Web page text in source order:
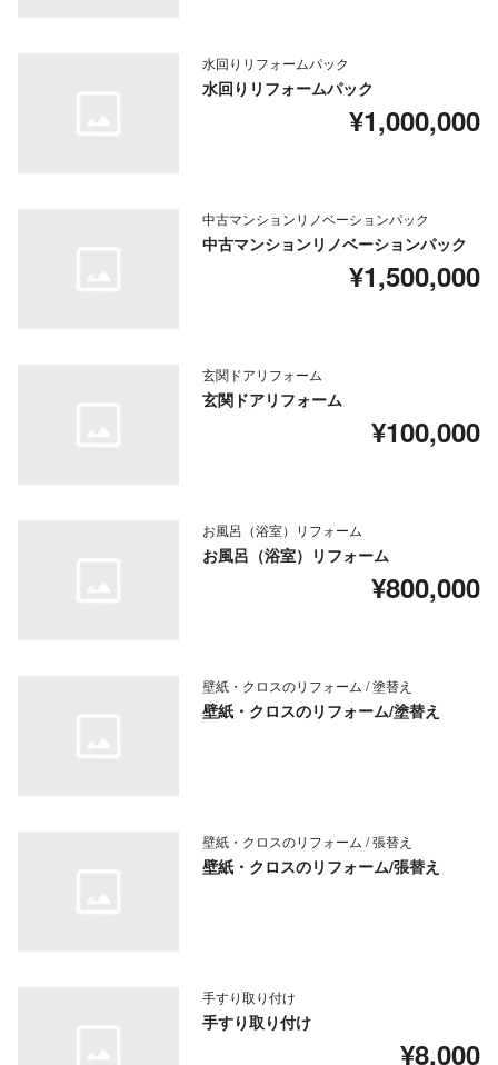
水回りリフォームパック
水回りリフォームパック
¥1,000,000
中古マンションリノベーションパック
中古マンションリノベーションパック
¥1,500,000
玄関ドアリフォーム
玄関ドアリフォーム
¥100,000
お風呂（浴室）リフォーム
お風呂（浴室）リフォーム
¥800,000
壁紙・クロスのリフォーム / 塗替え
壁紙・クロスのリフォーム/塗替え
壁紙・クロスのリフォーム / 張替え
壁紙・クロスのリフォーム/張替え
手すり取り付け
手すり取り付け
¥8,000